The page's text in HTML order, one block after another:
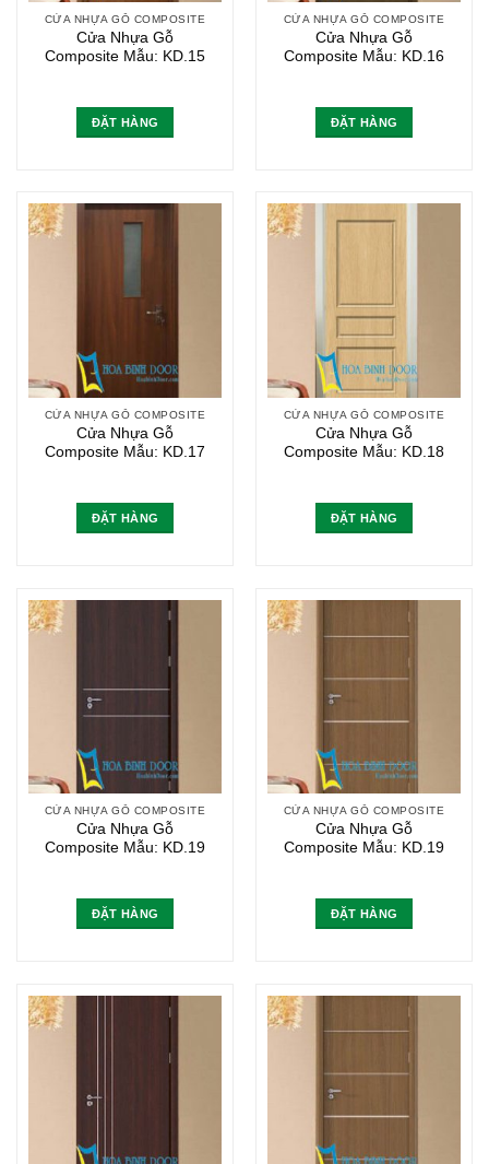
CỬA NHỰA GỖ COMPOSITE
Cửa Nhựa Gỗ
Composite Mẫu: KD.15
ĐẶT HÀNG
CỬA NHỰA GỖ COMPOSITE
Cửa Nhựa Gỗ
Composite Mẫu: KD.16
ĐẶT HÀNG
CỬA NHỰA GỖ COMPOSITE
Cửa Nhựa Gỗ
Composite Mẫu: KD.17
ĐẶT HÀNG
CỬA NHỰA GỖ COMPOSITE
Cửa Nhựa Gỗ
Composite Mẫu: KD.18
ĐẶT HÀNG
CỬA NHỰA GỖ COMPOSITE
Cửa Nhựa Gỗ
Composite Mẫu: KD.19
ĐẶT HÀNG
CỬA NHỰA GỖ COMPOSITE
Cửa Nhựa Gỗ
Composite Mẫu: KD.19
ĐẶT HÀNG